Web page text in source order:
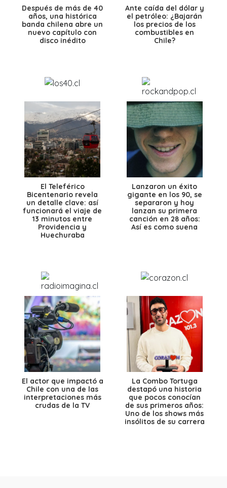
Después de más de 40
años, una histórica
banda chilena abre un
nuevo capítulo con
disco inédito
Ante caída del dólar y
el petróleo: ¿Bajarán
los precios de los
combustibles en
Chile?
El Teleférico
Bicentenario revela
un detalle clave: así
funcionará el viaje de
13 minutos entre
Providencia y
Huechuraba
Lanzaron un éxito
gigante en los 90, se
separaron y hoy
lanzan su primera
canción en 28 años:
Así es como suena
El actor que impactó a
Chile con una de las
interpretaciones más
crudas de la TV
La Combo Tortuga
destapó una historia
que pocos conocían
de sus primeros años:
Uno de los shows más
insólitos de su carrera